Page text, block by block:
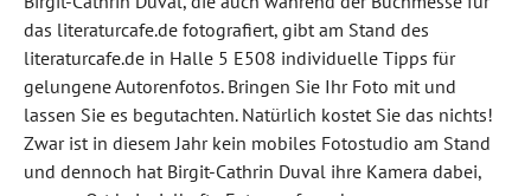
Ijoma Mangold
das literaturcafe.de fotografiert, gibt am Stand des
literaturcafe.de in Halle 5 E508 individuelle Tipps für
gelungene Autorenfotos. Bringen Sie Ihr Foto mit und
lassen Sie es begutachten. Natürlich kostet Sie das nichts!
Zwar ist in diesem Jahr kein mobiles Fotostudio am Stand
und dennoch hat Birgit-Cathrin Duval ihre Kamera dabei,